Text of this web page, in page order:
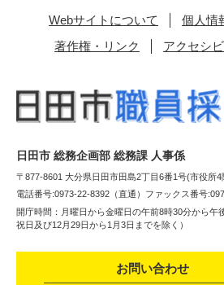
Webサイトについて
個人情
著作権・リンク
アクセシ
お問い合わせ
日田市 総務企画部 総務課 人事係
〒877-8601 大分県日田市田島2丁目6番1号(市役所4
電話番号:0973-22-8392（直通） ファックス番号
開庁時間：月曜日から金曜日の午前8時30分から午
祝日及び12月29日から1月3日までを除く）